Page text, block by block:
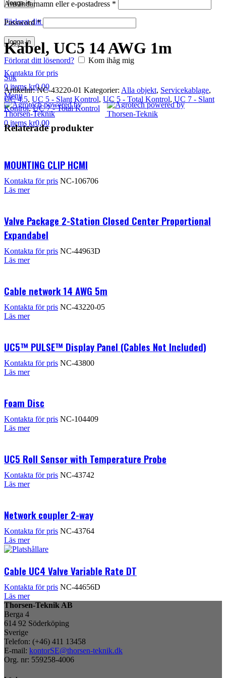
logga in
Förlorat ditt lösenord?
Användarnamn eller e-postadress *
Password*
logga in
Förlorat ditt lösenord?
Kom ihåg mig
Sök
0 items kr0,00
Menu
0items kr0,00
Klicka för att förstora
Kabel, UC5 14 AWG 1m
Kontakta för pris
Artikelnr:NC-43220-01 Kategorier: Alla objekt, Servicekablage,
UC 4.5, UC 5 - Slant Kontrol, UC 5 - Total Kontrol, UC 7 - Slant
Kontrol, UC 7 - Total Kontrol
Relaterade produkter
MOUNTING CLIP HCMI
Kontakta för pris NC-106706
Läs mer
Valve Package 2-Station Closed Center Proportional
Expandabel
Kontakta för pris NC-44963D
Läs mer
Cable network 14 AWG 5m
Kontakta för pris NC-43220-05
Läs mer
UC5™ PULSE™ Display Panel (Cables Not Included)
Kontakta för pris NC-43800
Läs mer
Foam Disc
Kontakta för pris NC-104409
Läs mer
UC5 Roll Sensor with Temperature Probe
Kontakta för pris NC-43742
Läs mer
Network coupler 2-way
Kontakta för pris NC-43764
Läs mer
Cable UC4 Valve Variable Rate DT
Kontakta för pris NC-44656D
Läs mer
Thorsen-Teknik AB
Berga 4
614 92 Söderköping
Sverige
Telefon: (+46) 411 13458
E-mail: kontorSE@thorsen-teknik.dk
Org. nr: 559258-4006